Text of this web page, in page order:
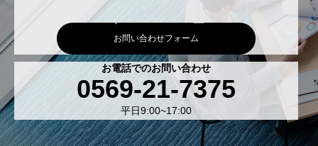
お問い合わせフォーム
お電話でのお問い合わせ
0569-21-7375
平日9:00~17:00